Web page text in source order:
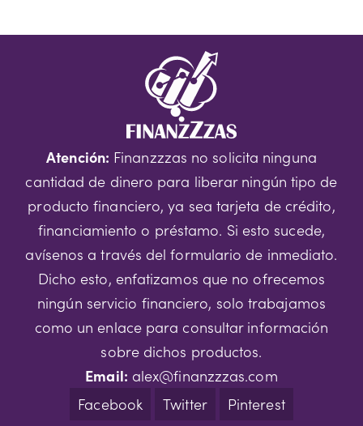
Atención: Finanzzzas no solicita ninguna
cantidad de dinero para liberar ningún tipo de
producto financiero, ya sea tarjeta de crédito,
financiamiento o préstamo. Si esto sucede,
avísenos a través del formulario de inmediato.
Dicho esto, enfatizamos que no ofrecemos
ningún servicio financiero, solo trabajamos
como un enlace para consultar información
sobre dichos productos.
Email: alex@finanzzzas.com
Facebook
Twitter Pinterest